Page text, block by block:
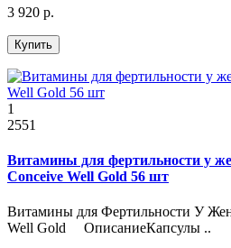
3 920 р.
Купить
1
2551
Витамины для фертильности у
Conceive Well Gold 56 шт
Витамины для Фертильности У
Well Gold ОписаниеКапсулы ..